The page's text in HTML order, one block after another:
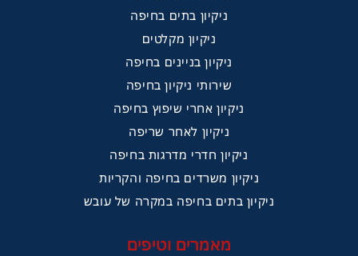
ניקיון בתים בחיפה
ניקיון מקלטים
ניקיון בניינים בחיפה
שירותי ניקיון בחיפה
ניקיון אחרי שיפוץ בחיפה
ניקיון לאחר שריפה
ניקיון חדרי מדרגות בחיפה
ניקיון משרדים בחיפה והקריות
ניקיון בתים בחיפה במקרה של עובש
מאמרים וטיפים